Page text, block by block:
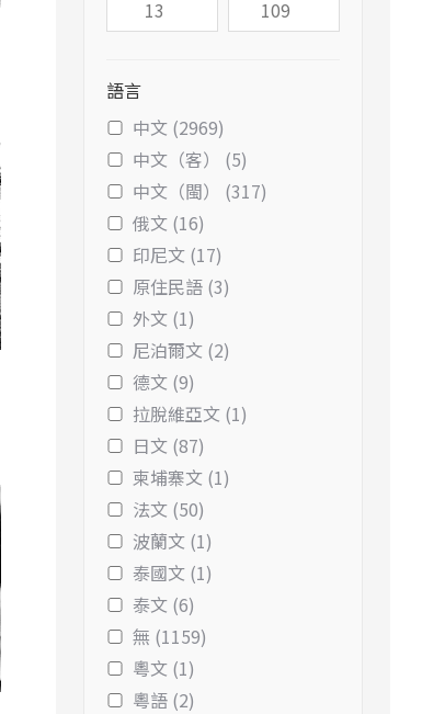
語言
中文 (2969)
中文（客） (5)
中文（閩） (317)
俄文 (16)
印尼文 (17)
原住民語 (3)
外文 (1)
尼泊爾文 (2)
德文 (9)
拉脫維亞文 (1)
日文 (87)
柬埔寨文 (1)
法文 (50)
波蘭文 (1)
泰國文 (1)
泰文 (6)
無 (1159)
粵文 (1)
粵語 (2)